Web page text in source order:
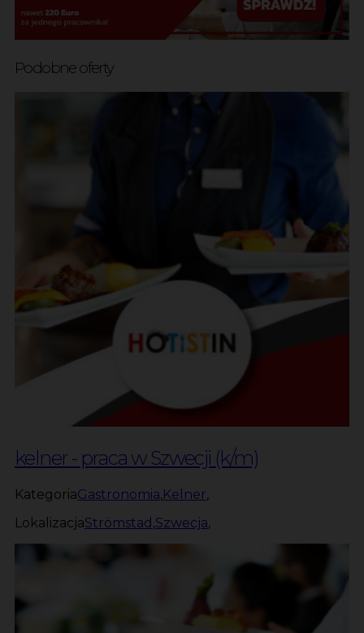
Podobne oferty
kelner - praca w Szwecji (k/m)
KategoriaGastronomia,Kelner,
LokalizacjaStrömstad ,Szwecja,